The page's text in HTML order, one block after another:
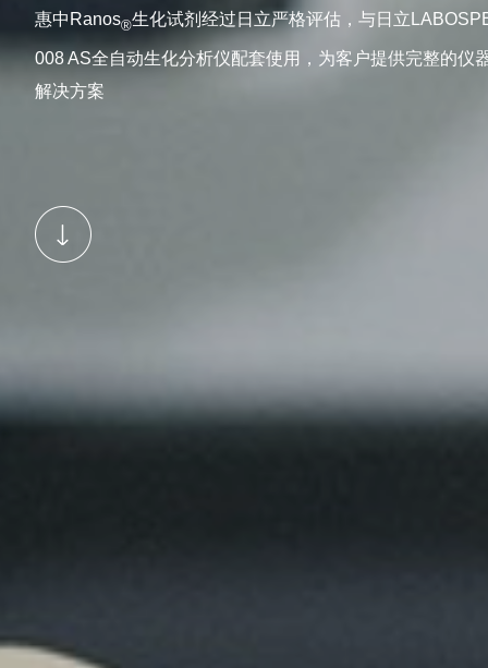
惠中Ranos®生化试剂经过日立严格评估，与日立
008 AS全自动生化分析仪配套使用，为客户提供完整的仪
解决方案